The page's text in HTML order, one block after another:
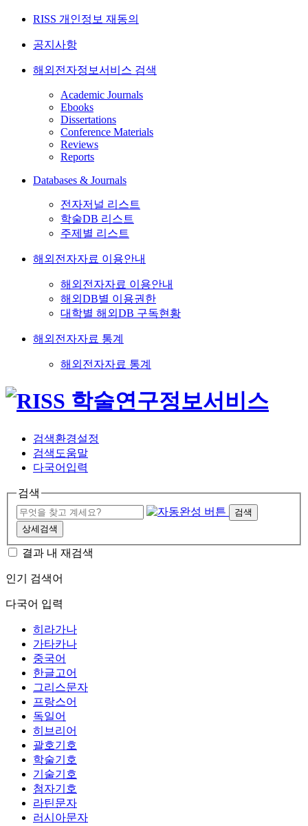
RISS 개인정보 재동의
공지사항
해외전자정보서비스 검색
Academic Journals
Ebooks
Dissertations
Conference Materials
Reviews
Reports
Databases & Journals
전자저널 리스트
학술DB 리스트
주제별 리스트
해외전자자료 이용안내
해외전자자료 이용안내
해외DB별 이용권한
대학별 해외DB 구독현황
해외전자자료 통계
해외전자자료 통계
검색환경설정
검색도움말
다국어입력
검색
검색
상세검색
결과 내 재검색
인기 검색어
다국어 입력
히라가나
가타카나
중국어
한글고어
그리스문자
프랑스어
독일어
히브리어
괄호기호
학술기호
기술기호
첨자기호
라틴문자
러시아문자